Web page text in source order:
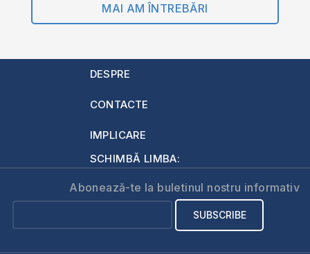
MAI AM ÎNTREBĂRI
DESPRE
CONTACTE
IMPLICARE
SCHIMBĂ LIMBA:
Abonează-te la buletinul nostru informativ